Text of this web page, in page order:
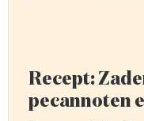
Recept:
pecannoten